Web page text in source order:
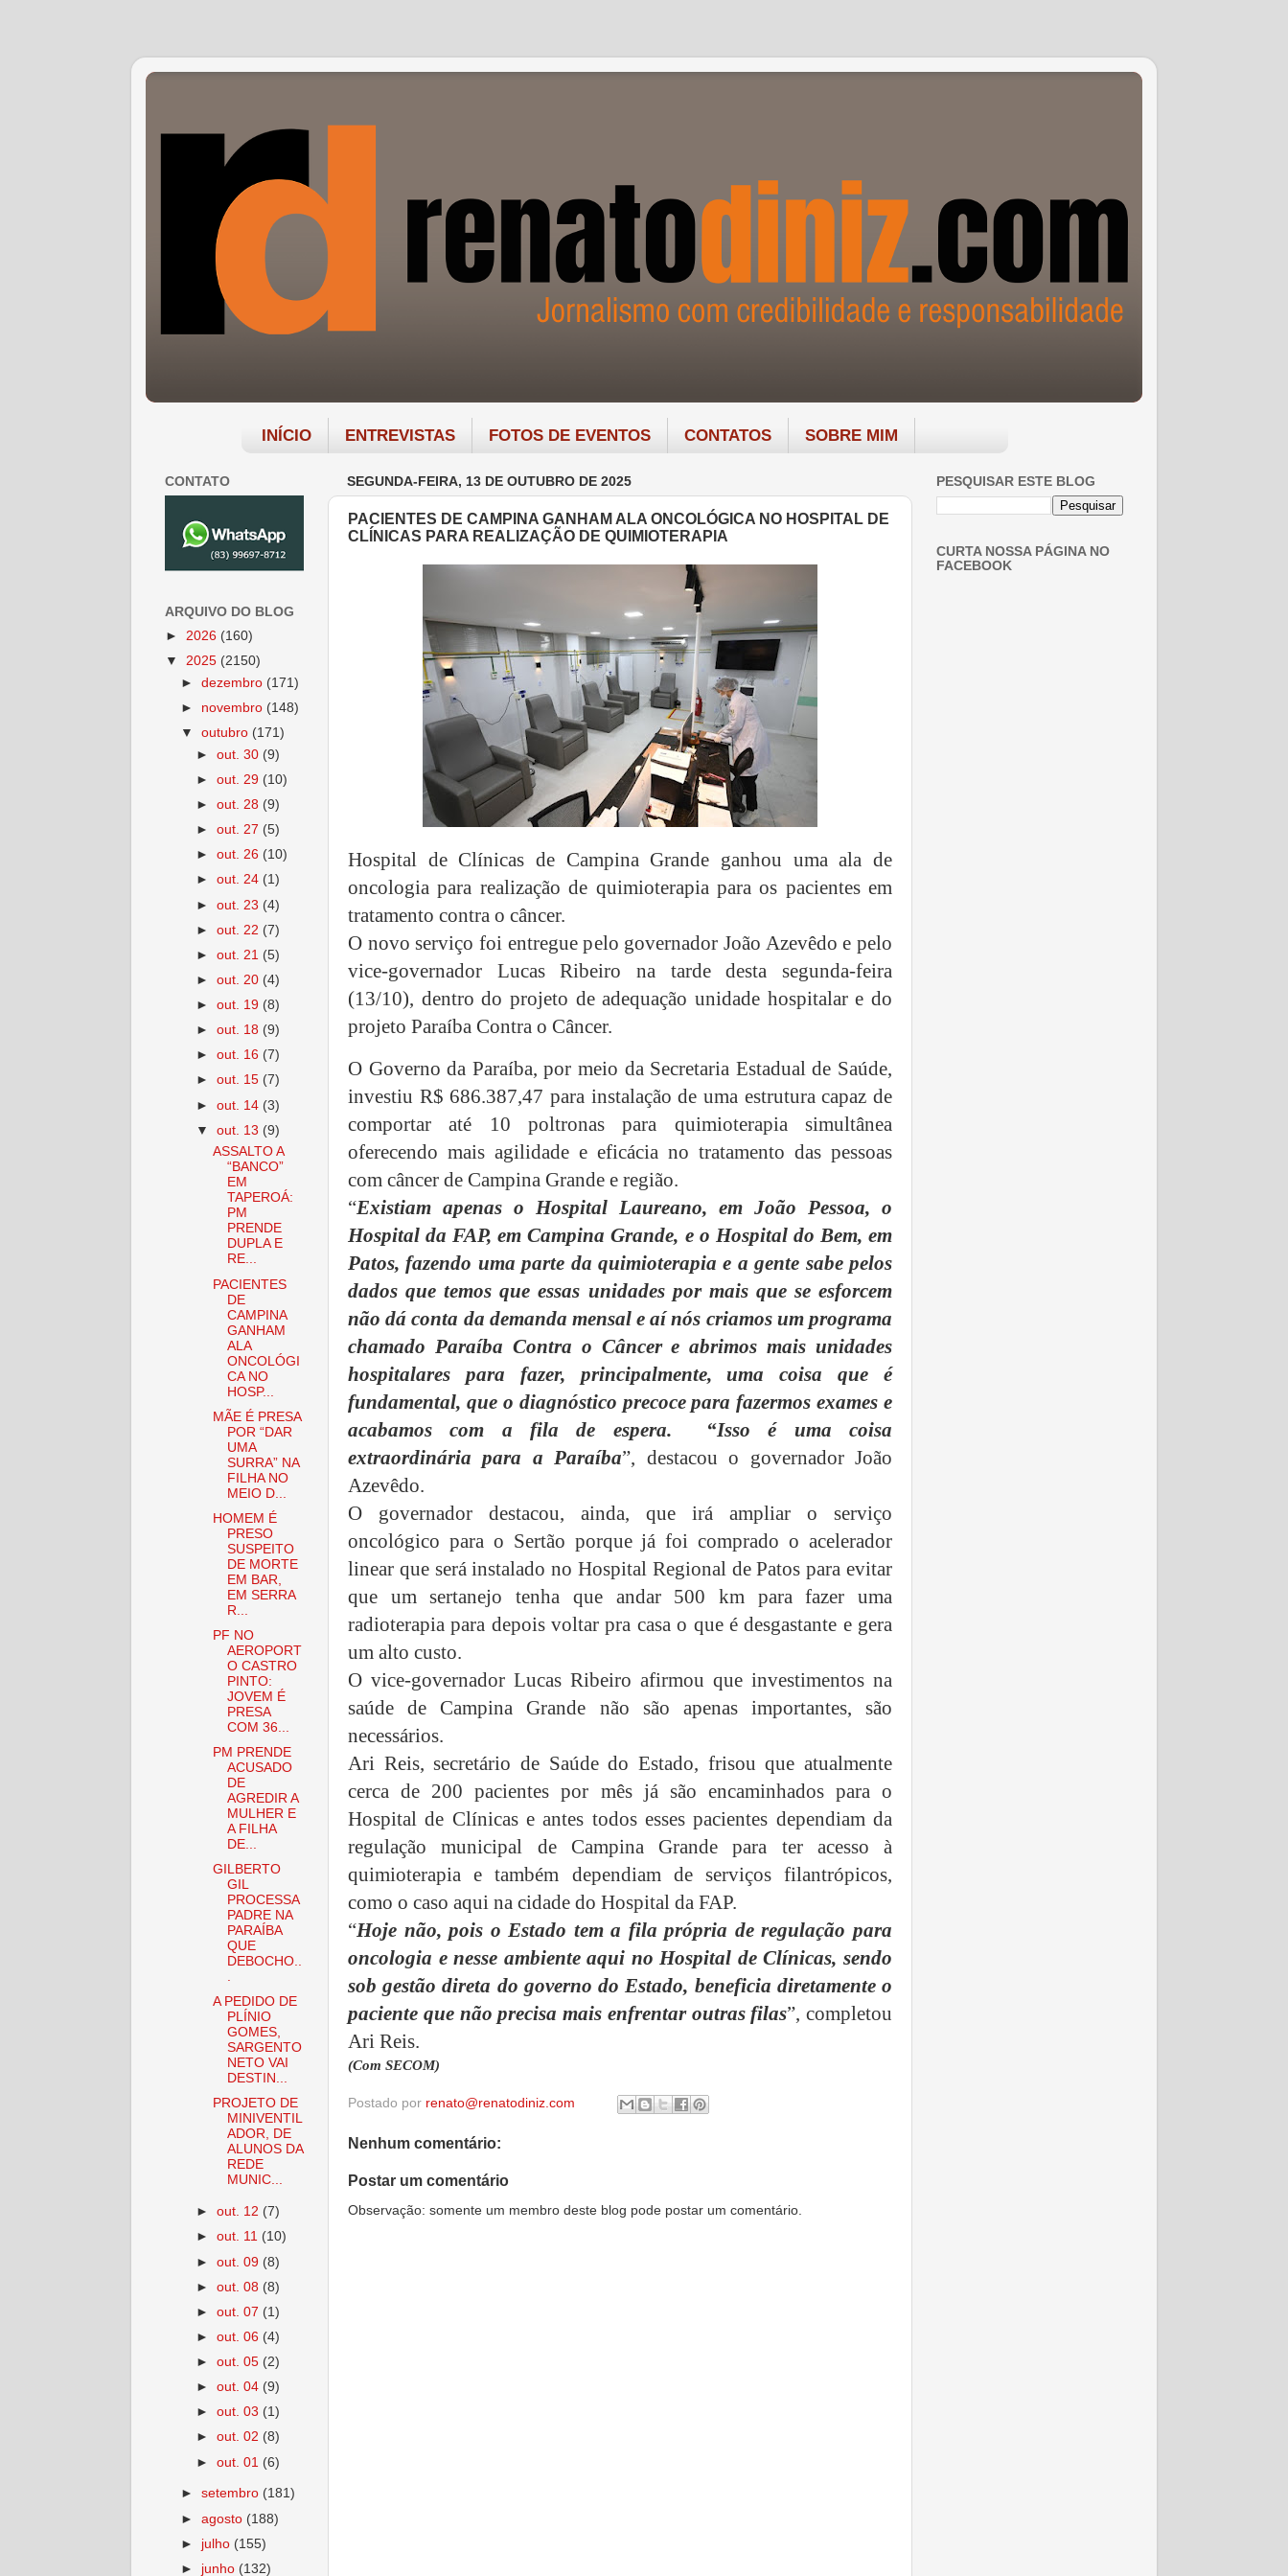
INÍCIO ENTREVISTAS FOTOS DE EVENTOS CONTATOS SOBRE MIM
SEGUNDA-FEIRA, 13 DE OUTUBRO DE 2025
PACIENTES DE CAMPINA GANHAM ALA ONCOLÓGICA NO HOSPITAL DE
CLÍNICAS PARA REALIZAÇÃO DE QUIMIOTERAPIA
Hospital de Clínicas de Campina Grande ganhou uma ala de
oncologia para realização de quimioterapia para os pacientes em
tratamento contra o câncer.
O novo serviço foi entregue pelo governador João Azevêdo e pelo
vice-governador Lucas Ribeiro na tarde desta segunda-feira
(13/10), dentro do projeto de adequação unidade hospitalar e do
projeto Paraíba Contra o Câncer.
O Governo da Paraíba, por meio da Secretaria Estadual de Saúde,
investiu R$ 686.387,47 para instalação de uma estrutura capaz de
comportar até 10 poltronas para quimioterapia simultânea
oferecendo mais agilidade e eficácia no tratamento das pessoas
com câncer de Campina Grande e região.
“Existiam apenas o Hospital Laureano, em João Pessoa, o
Hospital da FAP, em Campina Grande, e o Hospital do Bem, em
Patos, fazendo uma parte da quimioterapia e a gente sabe pelos
dados que temos que essas unidades por mais que se esforcem
não dá conta da demanda mensal e aí nós criamos um programa
chamado Paraíba Contra o Câncer e abrimos mais unidades
hospitalares para fazer, principalmente, uma coisa que é
fundamental, que o diagnóstico precoce para fazermos exames e
acabamos com a fila de espera. “Isso é uma coisa
extraordinária para a Paraíba”, destacou o governador João
Azevêdo.
O governador destacou, ainda, que irá ampliar o serviço
oncológico para o Sertão porque já foi comprado o acelerador
linear que será instalado no Hospital Regional de Patos para evitar
que um sertanejo tenha que andar 500 km para fazer uma
radioterapia para depois voltar pra casa o que é desgastante e gera
um alto custo.
O vice-governador Lucas Ribeiro afirmou que investimentos na
saúde de Campina Grande não são apenas importantes, são
necessários.
Ari Reis, secretário de Saúde do Estado, frisou que atualmente
cerca de 200 pacientes por mês já são encaminhados para o
Hospital de Clínicas e antes todos esses pacientes dependiam da
regulação municipal de Campina Grande para ter acesso à
quimioterapia e também dependiam de serviços filantrópicos,
como o caso aqui na cidade do Hospital da FAP.
“Hoje não, pois o Estado tem a fila própria de regulação para
oncologia e nesse ambiente aqui no Hospital de Clínicas, sendo
sob gestão direta do governo do Estado, beneficia diretamente o
paciente que não precisa mais enfrentar outras filas”, completou
Ari Reis.
(Com SECOM)
Postado por renato@renatodiniz.com
Nenhum comentário:
Postar um comentário
Observação: somente um membro deste blog pode postar um comentário.
CONTATO
ARQUIVO DO BLOG
► 2026 (160)
▼ 2025 (2150)
►dezembro (171)
► novembro (148)
▼outubro (171)
►out. 30 (9)
►out. 29 (10)
►out. 28 (9)
►out. 27 (5)
►out. 26 (10)
►out. 24 (1)
►out. 23 (4)
►out. 22 (7)
►out. 21 (5)
►out. 20 (4)
►out. 19 (8)
►out. 18 (9)
►out. 16 (7)
►out. 15 (7)
►out. 14 (3)
▼out. 13 (9)
ASSALTO A
“BANCO”
EM
TAPEROÁ:
PM
PRENDE
DUPLA E
RE...
PACIENTES
DE
CAMPINA
GANHAM
ALA
ONCOLÓGI
CA NO
HOSP...
MÃE É PRESA
POR “DAR
UMA
SURRA” NA
FILHA NO
MEIO D...
HOMEM É
PRESO
SUSPEITO
DE MORTE
EM BAR,
EM SERRA
R...
PF NO
AEROPORT
O CASTRO
PINTO:
JOVEM É
PRESA
COM 36...
PM PRENDE
ACUSADO
DE
AGREDIR A
MULHER E
A FILHA
DE...
GILBERTO
GIL
PROCESSA
PADRE NA
PARAÍBA
QUE
DEBOCHO..
.
A PEDIDO DE
PLÍNIO
GOMES,
SARGENTO
NETO VAI
DESTIN...
PROJETO DE
MINIVENTIL
ADOR, DE
ALUNOS DA
REDE
MUNIC...
►out. 12 (7)
►out. 11 (10)
►out. 09 (8)
►out. 08 (8)
►out. 07 (1)
►out. 06 (4)
►out. 05 (2)
►out. 04 (9)
►out. 03 (1)
►out. 02 (8)
►out. 01 (6)
►setembro (181)
►agosto (188)
► julho (155)
► junho (132)
PESQUISAR ESTE BLOG
CURTA NOSSA PÁGINA NO
FACEBOOK